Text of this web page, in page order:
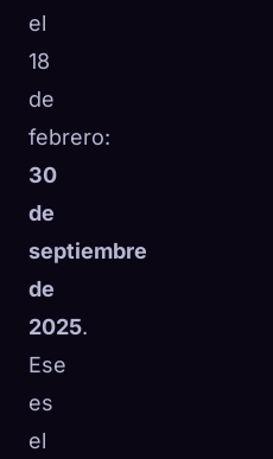
el
18
de
febrero:
30
de
septiembre
de
2025.
Ese
es
el